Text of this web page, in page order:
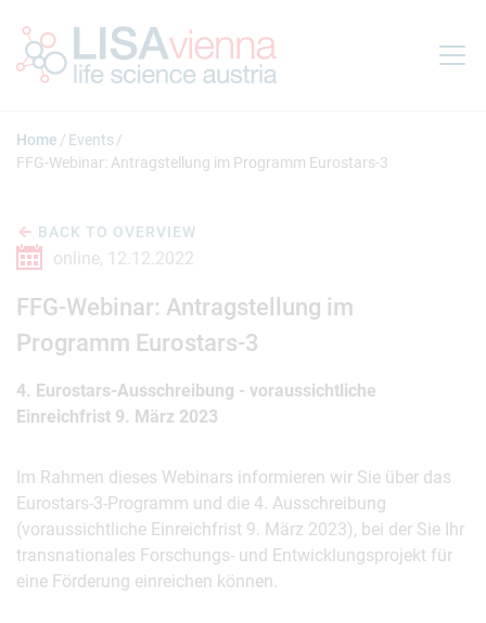
Home
Events
FFG-Webinar: Antragstellung im Programm Eurostars-3
BACK TO OVERVIEW
online, 12.12.2022
FFG-Webinar: Antragstellung im
Programm Eurostars-3
4. Eurostars-Ausschreibung - voraussichtliche
Einreichfrist 9. März 2023
Im Rahmen dieses Webinars informieren wir Sie über das
Eurostars-3-Programm und die 4. Ausschreibung
(voraussichtliche Einreichfrist 9. März 2023), bei der Sie Ihr
transnationales Forschungs- und Entwicklungsprojekt für
eine Förderung einreichen können.